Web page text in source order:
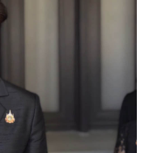
ด็นการค้ายุคใหม่ อาทิ
ลาง ขนาดย่อม และ
นื่องของห่วงโซ่
วงวิกฤต
ลงว่าด้วยการอุดหนุน
คือ การห้ามอุดหนุนแก่